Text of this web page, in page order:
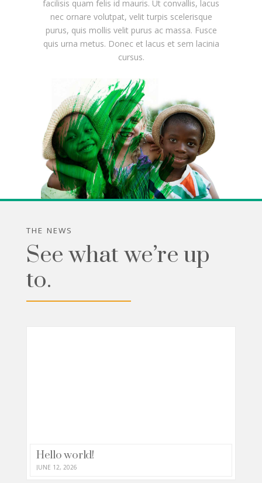
facilisis quam felis id mauris. Ut convallis, lacus
nec ornare volutpat, velit turpis scelerisque
purus, quis mollis velit purus ac massa. Fusce
quis urna metus. Donec et lacus et sem lacinia
cursus.
THE NEWS
See what we’re up
to.
Hello world!
JUNE 12, 2026